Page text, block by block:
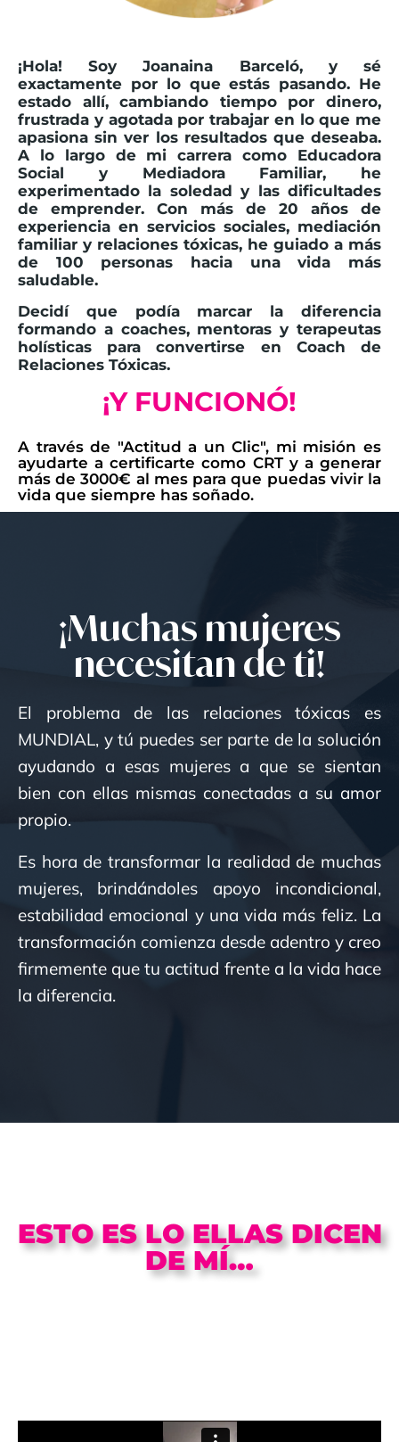
¡Hola! Soy Joanaina Barceló, y sé
exactamente por lo que estás pasando. He
estado allí, cambiando tiempo por dinero,
frustrada y agotada por trabajar en lo que me
apasiona sin ver los resultados que deseaba.
A lo largo de mi carrera como Educadora
Social y Mediadora Familiar, he
experimentado la soledad y las dificultades
de emprender. Con más de 20 años de
experiencia en servicios sociales, mediación
familiar y relaciones tóxicas, he guiado a más
de 100 personas hacia una vida más
saludable.
Decidí que podía marcar la diferencia
formando a coaches, mentoras y terapeutas
holísticas para convertirse en Coach de
Relaciones Tóxicas.
¡Y FUNCIONÓ!
A través de "Actitud a un Clic", mi misión es
ayudarte a certificarte como CRT y a generar
más de 3000€ al mes para que puedas vivir la
vida que siempre has soñado.
¡Muchas mujeres
necesitan de ti!
El problema de las relaciones tóxicas es
MUNDIAL, y tú puedes ser parte de la solución
ayudando a esas mujeres a que se sientan
bien con ellas mismas conectadas a su amor
propio.
Es hora de transformar la realidad de muchas
mujeres, brindándoles apoyo incondicional,
estabilidad emocional y una vida más feliz. La
transformación comienza desde adentro y creo
firmemente que tu actitud frente a la vida hace
la diferencia.
ESTO ES LO ELLAS DICEN
DE MÍ…